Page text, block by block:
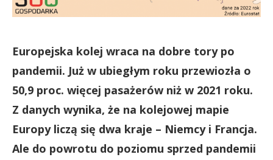
Europejska kolej wraca na dobre tory po
pandemii. Już w ubiegłym roku przewiozła o
50,9 proc. więcej pasażerów niż w 2021 roku.
Z danych wynika, że na kolejowej mapie
Europy liczą się dwa kraje – Niemcy i Francja.
Ale do powrotu do poziomu sprzed pandemii